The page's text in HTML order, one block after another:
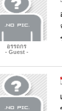
อรรถกร
- Guest -